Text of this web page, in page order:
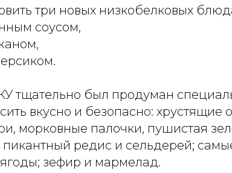
три новых низкобелковых
соусом,
тщательно был продуман
вкусно и безопасно: хрустящие
морковные палочки, пушистая
пикантный редис и сельдерей;
зефир и мармелад.